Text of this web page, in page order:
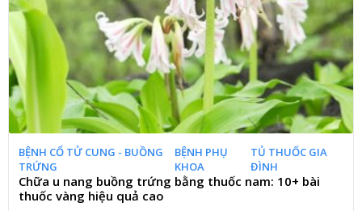
BỆNH CỔ TỬ CUNG - BUỒNG
TRỨNG
BỆNH PHỤ
KHOA
TỦ THUỐC GIA
ĐÌNH
Chữa u nang buồng trứng bằng thuốc nam: 10+ bài
thuốc vàng hiệu quả cao